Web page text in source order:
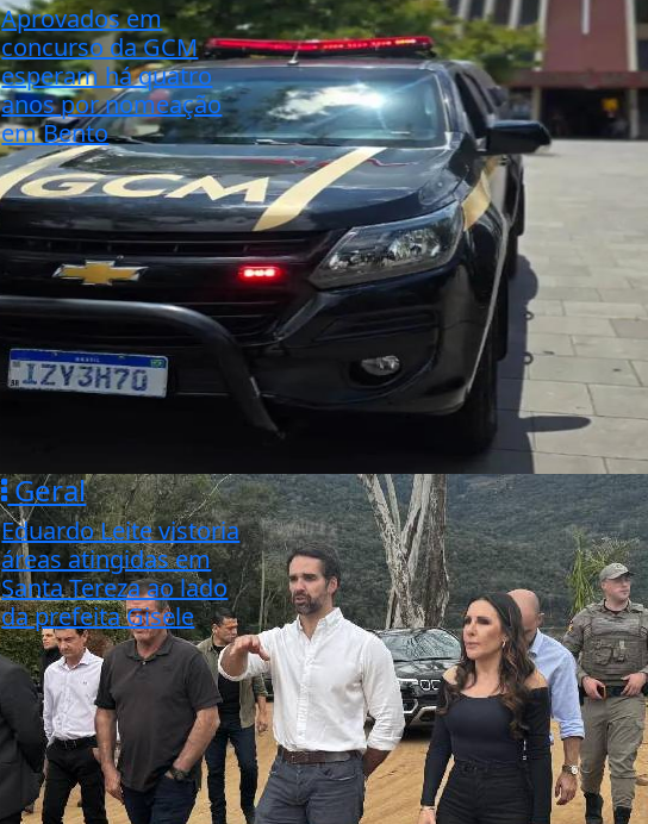
Aprovados em
concurso da GCM
esperam há quatro
anos por nomeação
em Bento
Geral
Eduardo Leite vistoria
áreas atingidas em
Santa Tereza ao lado
da prefeita Gisele